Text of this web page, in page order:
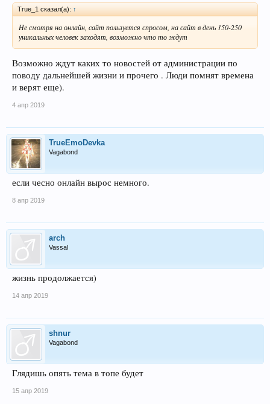
True_1 сказал(а): ↑
Не смотря на онлайн, сайт пользуется спросом, на сайт в день 150-250
уникальных человек заходят, возможно что то ждут
Возможно ждут каких то новостей от администрации по
поводу дальнейшей жизни и прочего . Люди помнят времена
и верят еще).
4 апр 2019
TrueEmoDevka
Vagabond
если чесно онлайн вырос немного.
8 апр 2019
arch
Vassal
жизнь продолжается)
14 апр 2019
shnur
Vagabond
Глядишь опять тема в топе будет
15 апр 2019